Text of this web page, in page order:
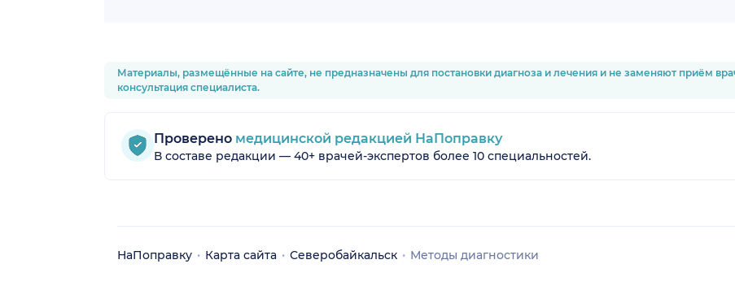
Материалы, размещённые на сайте, не предназначены для постановки диагноза и лечения и не заменяют приём
консультация специалиста.
Проверено медицинской редакцией НаПоправку
В составе редакции — 40+ врачей-экспертов более 10 специальностей.
НаПоправку Карта сайта Северобайкальск Методы диагностики